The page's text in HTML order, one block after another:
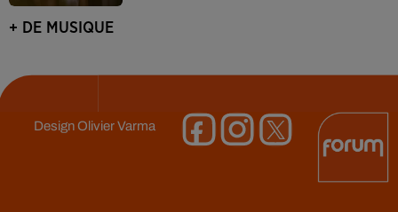
+ DE MUSIQUE
DesignOlivier Varma